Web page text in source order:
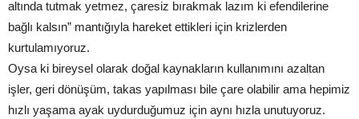
altında tutmak yetmez, çaresiz bırakmak lazım ki efendilerine
bağlı kalsın” mantığıyla hareket ettikleri için krizlerden
kurtulamıyoruz.
Oysa ki bireysel olarak doğal kaynakların kullanımını azaltan
işler, geri dönüşüm, takas yapılması bile çare olabilir ama hepimiz
hızlı yaşama ayak uydurduğumuz için aynı hızla unutuyoruz.